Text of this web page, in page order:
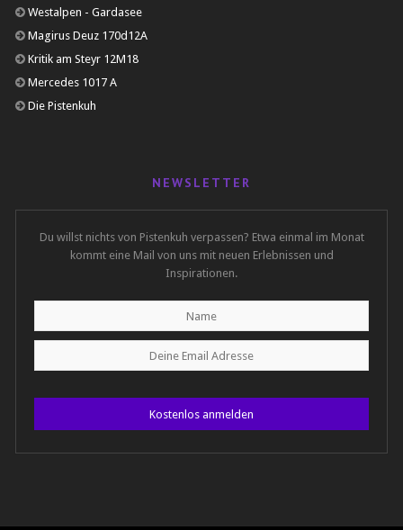
Westalpen - Gardasee
Magirus Deuz 170d12A
Kritik am Steyr 12M18
Mercedes 1017 A
Die Pistenkuh
NEWSLETTER
Du willst nichts von Pistenkuh verpassen? Etwa einmal im Monat
kommt eine Mail von uns mit neuen Erlebnissen und
Inspirationen.
Kostenlos anmelden